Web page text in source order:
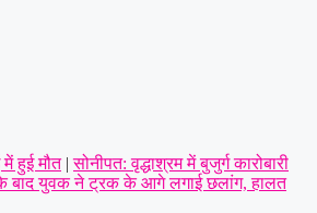
हुई मौत | सोनीपत: वृद्धाश्रम में बुजुर्ग कारोबारी
के बाद युवक ने ट्रक के आगे लगाई छलांग, हालत